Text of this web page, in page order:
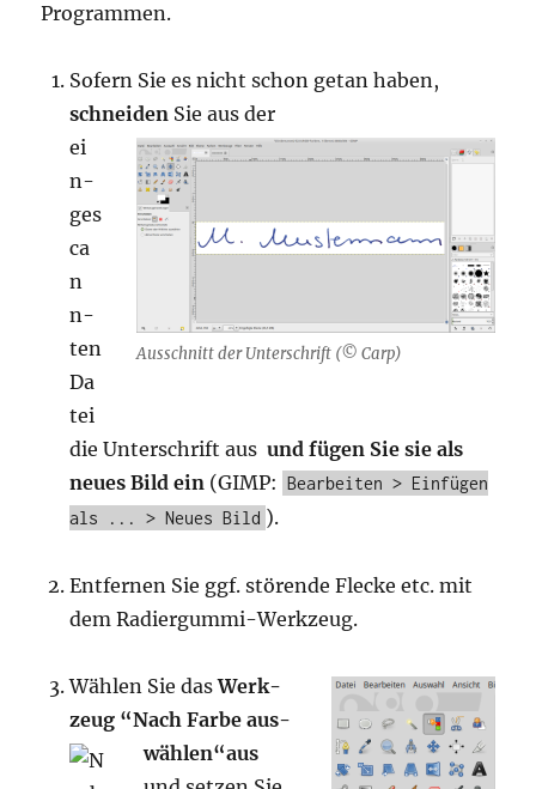
Programmen.
Sofern Sie es nicht schon getan haben,
schnei­den Sie aus der
Aus­schnitt der Unter­schrift (© Carp)
ei
n­
ge­s
ca
n
n­
ten
Da
tei
die Unter­schrift ausund fügen Sie sie als
neu­es Bild ein (GIMP:
Bearbeiten > Einfügen
als ... > Neues Bild ).
Ent­fer­nen Sie ggf. stö­ren­de Fle­cke etc. mit
dem Radiergummi-Werkzeug.
Wäh­len Sie dasWerk­
zeug “Nach Far­be aus­
wäh­len“aus